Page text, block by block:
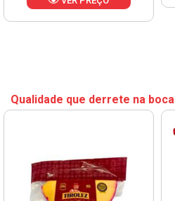
Qualidade que derrete na boca